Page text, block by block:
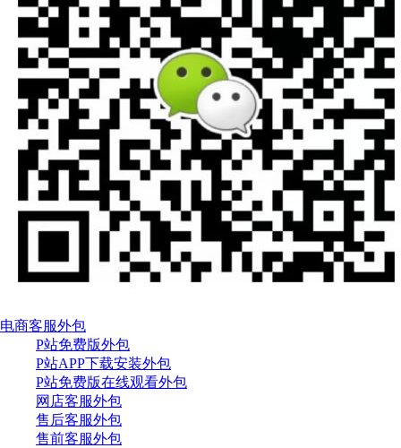
电商客服外包
P站免费版外包
P站APP下载安装外包
P站免费版在线观看外包
网店客服外包
售后客服外包
售前客服外包